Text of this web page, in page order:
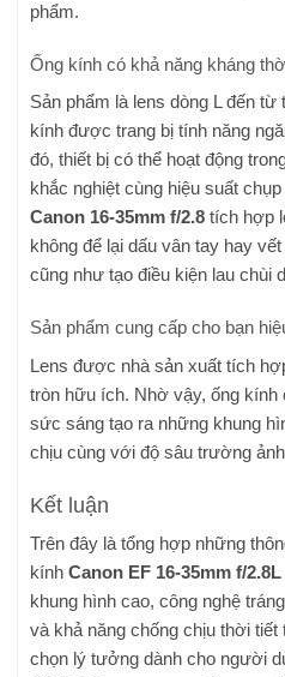
phẩm.
Ống kính có khả năng kháng
Sản phẩm là lens dòng L đến
kính được trang bị tính năng
đó, thiết bị có thể hoạt động
khắc nghiệt cùng hiệu suất
Canon 16-35mm f/2.8 tích hợp
không để lại dấu vân tay hay
cũng như tạo điều kiện lau chùi
Sản phẩm cung cấp cho bạn
Lens được nhà sản xuất tích
tròn hữu ích. Nhờ vậy, ống kính
sức sáng tạo ra những khung
chịu cùng với độ sâu trường
Kết luận
Trên đây là tổng hợp những
kính Canon EF 16-35mm f/2.8L
khung hình cao, công nghệ
và khả năng chống chịu thời
chọn lý tưởng dành cho người